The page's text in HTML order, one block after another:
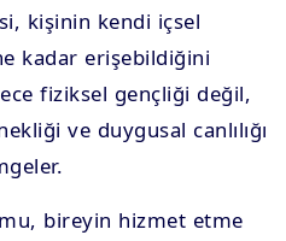
kişinin kendi içsel
kadar erişebildiğini
fiziksel gençliği değil,
ve duygusal canlılığı
bireyin hizmet etme